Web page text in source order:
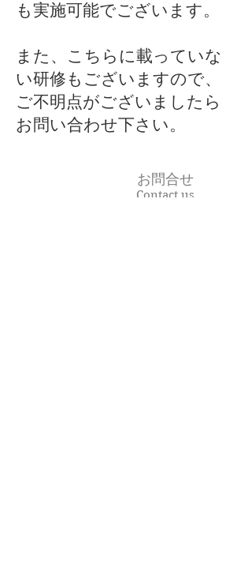
も実施可能でございます。
また、こちらに載っていな
い研修もございますので、
ご不明点がございましたら
お問い合わせ下さい。
お問合せ
Contact us